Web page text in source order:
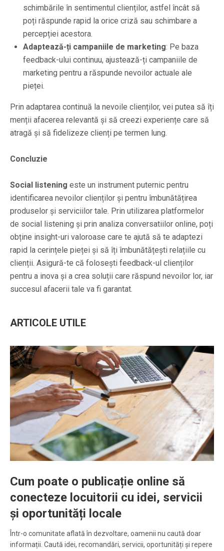
schimbările în sentimentul clienților, astfel încât să
poți răspunde rapid la orice criză sau schimbare a
percepției acestora.
Adaptează-ți campaniile de marketing: Pe baza
feedback-ului continuu, ajustează-ți campaniile de
marketing pentru a răspunde nevoilor actuale ale
pieței.
Prin adaptarea continuă la nevoile clienților, vei putea să îți
menții afacerea relevantă și să creezi experiențe care să
atragă și să fidelizeze clienți pe termen lung.
Concluzie
Social listening este un instrument puternic pentru
identificarea nevoilor clienților și pentru îmbunătățirea
produselor și serviciilor tale. Prin utilizarea platformelor
de social listening și prin analiza conversatiilor online, poți
obține insight-uri valoroase care te ajută să te adaptezi
rapid la cerințele pieței și să îți îmbunătățești relațiile cu
clienții. Asigură-te că folosești feedback-ul clienților
pentru a inova și a crea soluții care răspund nevoilor lor, iar
succesul afacerii tale va fi garantat.
ARTICOLE UTILE
Cum poate o publicație online să
conecteze locuitorii cu idei, servicii
și oportunități locale
Într-o comunitate aflată în dezvoltare, oamenii nu caută doar
informații. Caută idei, recomandări, servicii, oportunități și repere